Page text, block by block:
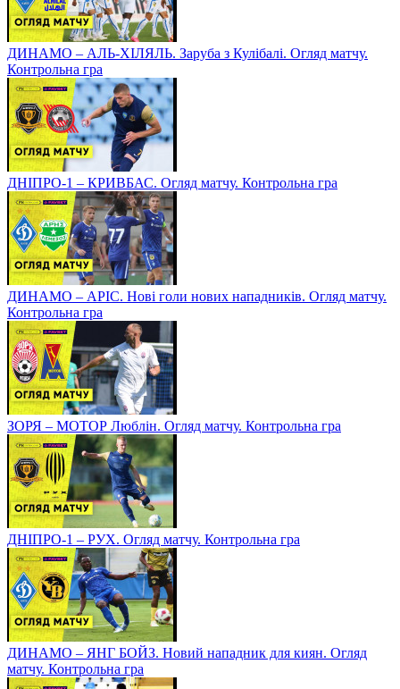
ДИНАМО – АЛЬ-ХІЛЯЛЬ. Заруба з Кулібалі. Огляд матчу.
Контрольна гра
ДНІПРО-1 – КРИВБАС. Огляд матчу. Контрольна гра
ДИНАМО – АРІС. Нові голи нових нападників. Огляд матчу.
Контрольна гра
ЗОРЯ – МОТОР Люблін. Огляд матчу. Контрольна гра
ДНІПРО-1 – РУХ. Огляд матчу. Контрольна гра
ДИНАМО – ЯНГ БОЙЗ. Новий нападник для киян. Огляд
матчу. Контрольна гра